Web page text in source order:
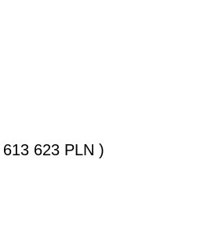
613 623 PLN )